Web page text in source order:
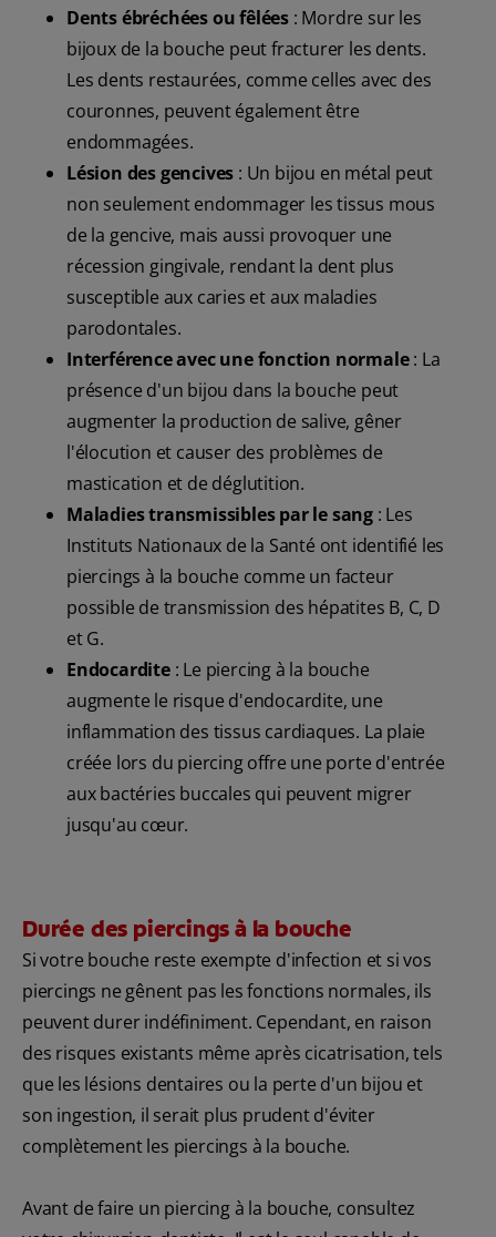
Dents ébréchées ou fêlées : Mordre sur les
bijoux de la bouche peut fracturer les dents.
Les dents restaurées, comme celles avec des
couronnes, peuvent également être
endommagées.
Lésion des gencives : Un bijou en métal peut
non seulement endommager les tissus mous
de la gencive, mais aussi provoquer une
récession gingivale, rendant la dent plus
susceptible aux caries et aux maladies
parodontales.
Interférence avec une fonction normale: La
présence d'un bijou dans la bouche peut
augmenter la production de salive, gêner
l'élocution et causer des problèmes de
mastication et de déglutition.
Maladies transmissibles par le sang : Les
Instituts Nationaux de la Santé ont identifié les
piercings à la bouche comme un facteur
possible de transmission des hépatites B, C, D
et G.
Endocardite: Le piercing à la bouche
augmente le risque d'endocardite, une
inflammation des tissus cardiaques. La plaie
créée lors du piercing offre une porte d'entrée
aux bactéries buccales qui peuvent migrer
jusqu'au cœur.
Durée des piercings à la bouche
Si votre bouche reste exempte d'infection et si vos
piercings ne gênent pas les fonctions normales, ils
peuvent durer indéfiniment. Cependant, en raison
des risques existants même après cicatrisation, tels
que les lésions dentaires ou la perte d'un bijou et
son ingestion, il serait plus prudent d'éviter
complètement les piercings à la bouche.
Avant de faire un piercing à la bouche, consultez